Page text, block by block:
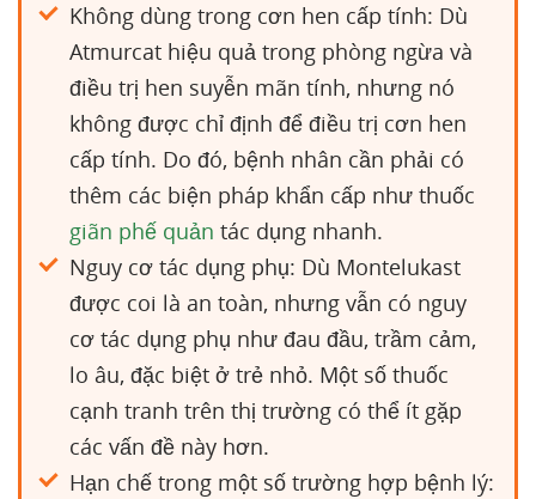
Không dùng trong cơn hen cấp tính: Dù
Atmurcat hiệu quả trong phòng ngừa và
điều trị hen suyễn mãn tính, nhưng nó
không được chỉ định để điều trị cơn hen
cấp tính. Do đó, bệnh nhân cần phải có
thêm các biện pháp khẩn cấp như thuốc
giãn phế quản tác dụng nhanh.
Nguy cơ tác dụng phụ: Dù Montelukast
được coi là an toàn, nhưng vẫn có nguy
cơ tác dụng phụ như đau đầu, trầm cảm,
lo âu, đặc biệt ở trẻ nhỏ. Một số thuốc
cạnh tranh trên thị trường có thể ít gặp
các vấn đề này hơn.
Hạn chế trong một số trường hợp bệnh lý: